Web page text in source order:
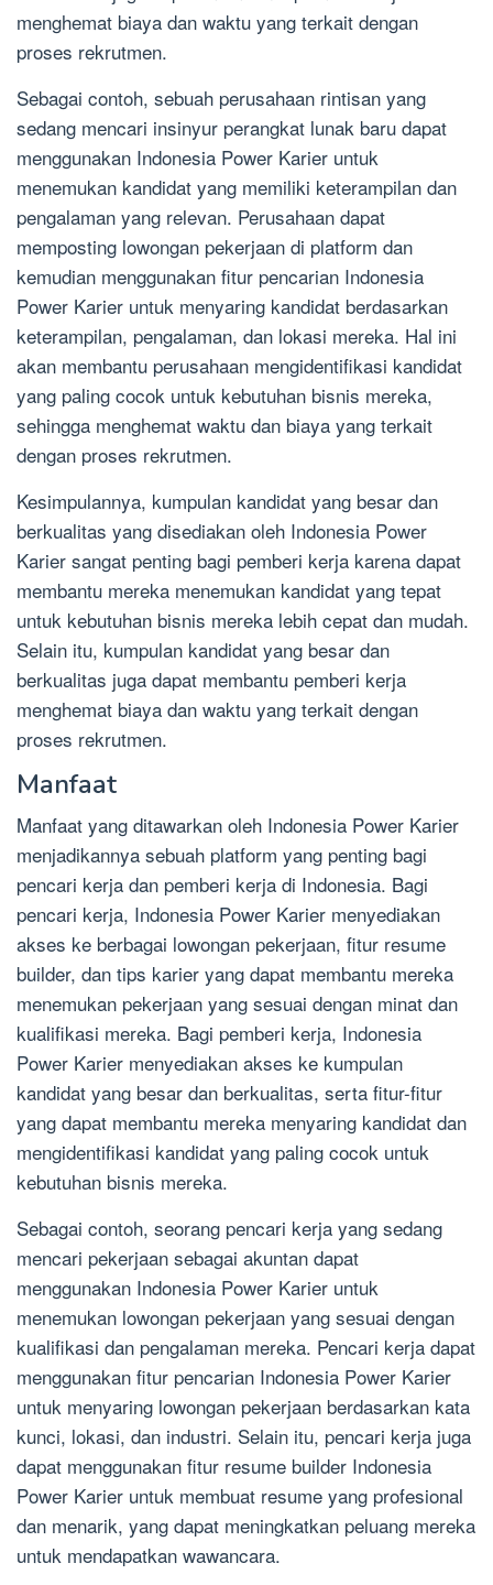
menghemat biaya dan waktu yang terkait dengan
proses rekrutmen.
Sebagai contoh, sebuah perusahaan rintisan yang
sedang mencari insinyur perangkat lunak baru dapat
menggunakan Indonesia Power Karier untuk
menemukan kandidat yang memiliki keterampilan dan
pengalaman yang relevan. Perusahaan dapat
memposting lowongan pekerjaan di platform dan
kemudian menggunakan fitur pencarian Indonesia
Power Karier untuk menyaring kandidat berdasarkan
keterampilan, pengalaman, dan lokasi mereka. Hal ini
akan membantu perusahaan mengidentifikasi kandidat
yang paling cocok untuk kebutuhan bisnis mereka,
sehingga menghemat waktu dan biaya yang terkait
dengan proses rekrutmen.
Kesimpulannya, kumpulan kandidat yang besar dan
berkualitas yang disediakan oleh Indonesia Power
Karier sangat penting bagi pemberi kerja karena dapat
membantu mereka menemukan kandidat yang tepat
untuk kebutuhan bisnis mereka lebih cepat dan mudah.
Selain itu, kumpulan kandidat yang besar dan
berkualitas juga dapat membantu pemberi kerja
menghemat biaya dan waktu yang terkait dengan
proses rekrutmen.
Manfaat
Manfaat yang ditawarkan oleh Indonesia Power Karier
menjadikannya sebuah platform yang penting bagi
pencari kerja dan pemberi kerja di Indonesia. Bagi
pencari kerja, Indonesia Power Karier menyediakan
akses ke berbagai lowongan pekerjaan, fitur resume
builder, dan tips karier yang dapat membantu mereka
menemukan pekerjaan yang sesuai dengan minat dan
kualifikasi mereka. Bagi pemberi kerja, Indonesia
Power Karier menyediakan akses ke kumpulan
kandidat yang besar dan berkualitas, serta fitur-fitur
yang dapat membantu mereka menyaring kandidat dan
mengidentifikasi kandidat yang paling cocok untuk
kebutuhan bisnis mereka.
Sebagai contoh, seorang pencari kerja yang sedang
mencari pekerjaan sebagai akuntan dapat
menggunakan Indonesia Power Karier untuk
menemukan lowongan pekerjaan yang sesuai dengan
kualifikasi dan pengalaman mereka. Pencari kerja dapat
menggunakan fitur pencarian Indonesia Power Karier
untuk menyaring lowongan pekerjaan berdasarkan kata
kunci, lokasi, dan industri. Selain itu, pencari kerja juga
dapat menggunakan fitur resume builder Indonesia
Power Karier untuk membuat resume yang profesional
dan menarik, yang dapat meningkatkan peluang mereka
untuk mendapatkan wawancara.